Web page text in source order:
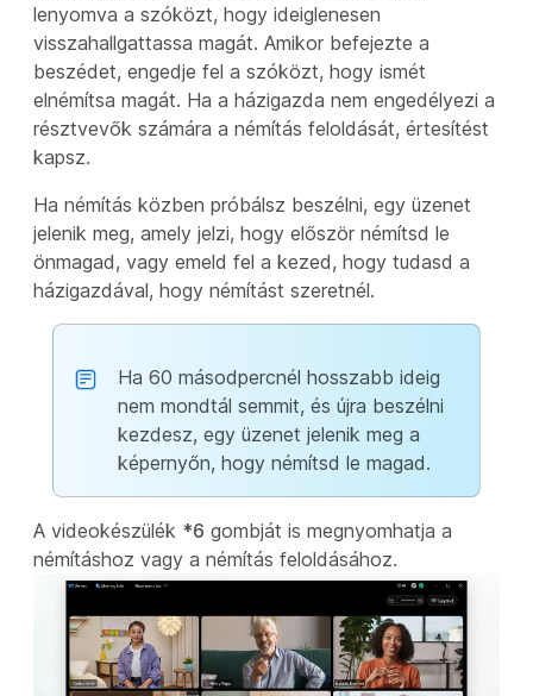
lenyomva a szóközt, hogy ideiglenesen
visszahallgattassa magát. Amikor befejezte a
beszédet, engedje fel a szóközt, hogy ismét
elnémítsa magát. Ha a házigazda nem engedélyezi a
résztvevők számára a némítás feloldását, értesítést
kapsz.
Ha némítás közben próbálsz beszélni, egy üzenet
jelenik meg, amely jelzi, hogy először némítsd le
önmagad, vagy emeld fel a kezed, hogy tudasd a
házigazdával, hogy némítást szeretnél.
Ha 60 másodpercnél hosszabb ideig
nem mondtál semmit, és újra beszélni
kezdesz, egy üzenet jelenik meg a
képernyőn, hogy némítsd le magad.
A videokészülék *6 gombját is megnyomhatja a
némításhoz vagy a némítás feloldásához.